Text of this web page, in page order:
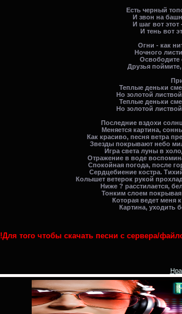
Есть черный
И звон на
И шаг вот
И тень вот
Огни - как
Ночного
Освободите
Друзья
Теплые деньки
Но золотой
Теплые деньки
Но золотой
Последние вздохи
Меняется картина,
Как красиво, песня ветра
Звезды покрывают небо
Игра света луны в
Отражение в воде
Спокойная погода, после
Сердцебиение костра.
Колышет ветерок рукой
Ниже ? расстилается,
Тонким слоем
Которая ведет меня
Картина, уходить
!Для того чтобы скачать песни с сервера/